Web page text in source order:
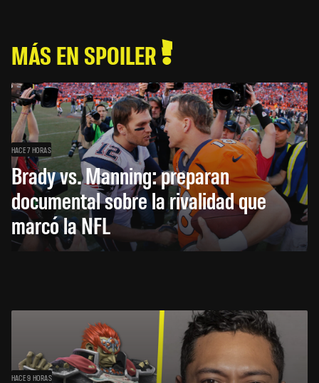
MÁS EN SPOILER
HACE 7 HORAS
Brady vs. Manning: preparan
documental sobre la rivalidad que
marcó la NFL
HACE 9 HORAS